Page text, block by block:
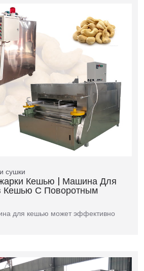
сушки
Кешью | Машина Для
Кешью С Поворотным
для кешью может эффективно